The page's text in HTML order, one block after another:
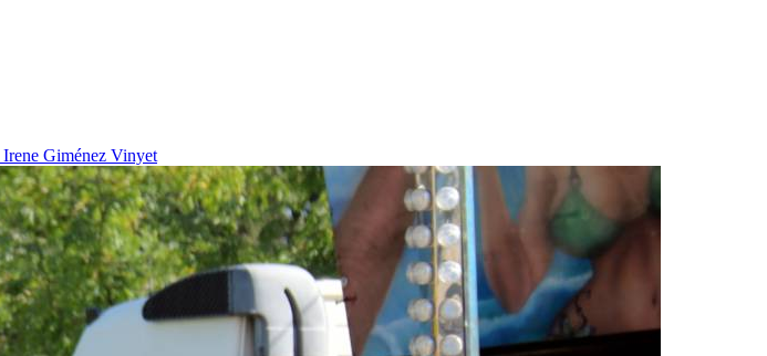
Irene Giménez Vinyet